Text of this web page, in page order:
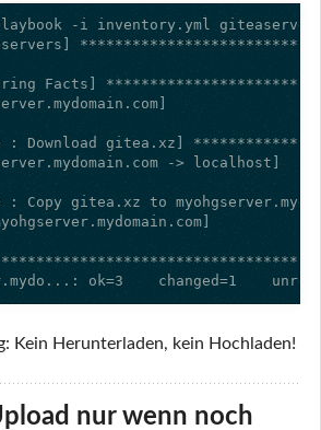
ok=3    changed=1
Kein Herunterladen, kein Hochladen!
nur wenn noch